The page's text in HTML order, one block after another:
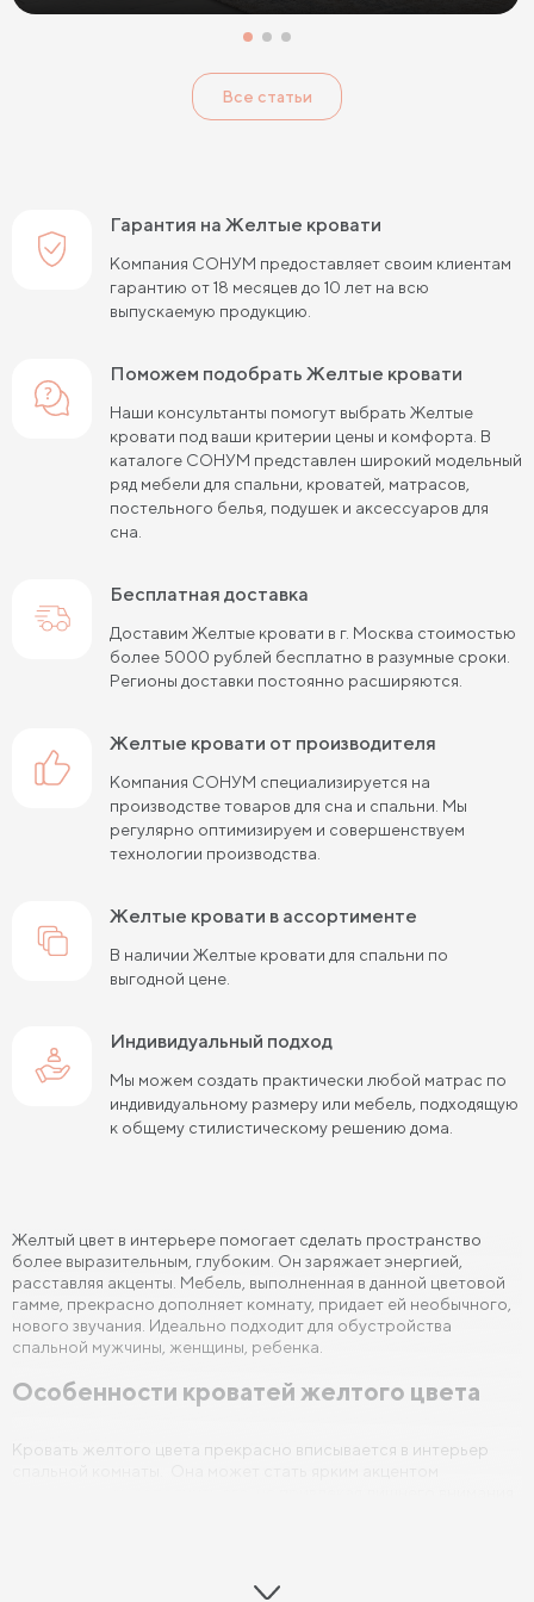
Кровати с мягким изголовьем Кровати светлых цветов
Кровати белого цвета
Кровати цвета графит Кровати желтого цвета
Кровати красного цвета Кровати оранжевого цвета
Кровати розового цвета Кровати серого цвета
Кровати синего цвета Кровати фиолетового цвета
Кровати черного цвета
Кровати шириной 90 см Кровати шириной 120 см
Кровати шириной 140 см Кровати шириной 160 см
Высокие кровати
Кровати длиной 180 см Кровати длиной 190 см
Кровати длиной 200 см
Кровати 80х180 см (для маленькой комнаты)
Кровати 90х180 см Кровати 120х180 см
Кровати 90х190 см Кровати 120х190 см
Кровати 140х190 см Кровати 160х190 см
Кровати 120х200 см Кровати 140х200 см
Кровати 160х200 см (Евро размер)
Кровати 180х200 см Кровати 200х200 см (Кинг Сайз)
Кровати с подъемным механизмом
Все статьи
Гарантия на Желтые кровати
Компания СОНУМ предоставляет своим клиентам
гарантию от 18 месяцев до 10 лет на всю
выпускаемую продукцию.
Поможем подобрать Желтые кровати
Наши консультанты помогут выбрать Желтые
кровати под ваши критерии цены и комфорта. В
каталоге СОНУМ представлен широкий модельный
ряд мебели для спальни, кроватей, матрасов,
постельного белья, подушек и аксессуаров для
сна.
Бесплатная доставка
Доставим Желтые кровати в г. Москва стоимостью
более 5000 рублей бесплатно в разумные сроки.
Регионы доставки постоянно расширяются.
Желтые кровати от производителя
Компания СОНУМ специализируется на
производстве товаров для сна и спальни. Мы
регулярно оптимизируем и совершенствуем
технологии производства.
Желтые кровати в ассортименте
В наличии Желтые кровати для спальни по
выгодной цене.
Индивидуальный подход
Мы можем создать практически любой матрас по
индивидуальному размеру или мебель, подходящую
к общему стилистическому решению дома.
Желтый цвет в интерьере помогает сделать пространство
более выразительным, глубоким. Он заряжает энергией,
расставляя акценты. Мебель, выполненная в данной цветовой
гамме, прекрасно дополняет комнату, придает ей необычного,
нового звучания. Идеально подходит для обустройства
спальной мужчины, женщины, ребенка.
Особенности кроватей желтого цвета
Кровать желтого цвета прекрасно вписывается в интерьер